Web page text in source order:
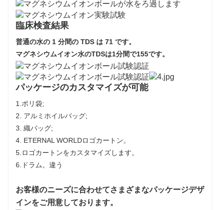
臨床検査結果
普通の水の 1 分間の TDS は 71 です。
マグネシウムイオン水のTDSは1分間で155です。
パッケージのカスタマイズが可能
1.ポリ袋;
2. アルミホイルバッグ;
3. 織バッグ;
4. ETERNAL WORLDロゴカートン。
5.ロゴカートンをカスタマイズします。
6.ドラム。違う
お客様のニーズに合わせてさまざまなパッケージデザ
インをご用意しております。